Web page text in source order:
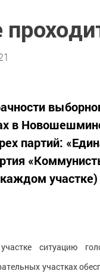
в
партий:
ситуацию
участках